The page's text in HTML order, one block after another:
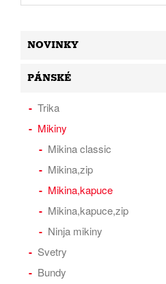
NOVINKY
PÁNSKÉ
Trika
Mikiny
Mikina classic
Mikina,zip
Mikina,kapuce
Mikina,kapuce,zip
Ninja mikiny
Svetry
Bundy